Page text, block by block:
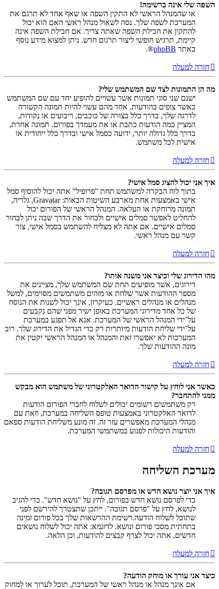
השפה שלי אינה ברשימה!
או שהמנהל הראשי לא התקין השפה או שאף אחד לא תרגם את
המערכת לשפה שלך. נסה לשאול מנהל ראשי האם הוא יכול
להתקין את חבילת השפה שאתה צריך. אם חבילת השפה אינה
קיימת, תרגיש חופשי ליצור תרגום חדש. ניתן למצוא מידע נוסף
באתר phpBB
®.
חזרה למעלה
מה הן התמונות לצד שם המשתמש שלי?
ישנם שני סוגי תמונות אשר עשויים להופיע יחד עם שם המשתמש
כאשר צופים בהודעות. אחד מהם עשוי להיות תמונה הקשורה
לדרגה שלך, בדרך כלל בצורה של כוכבים, ריבועים או נקודות,
המציין כמה הודעות כתבת או את מעמדך בפורום. תמונה אחרת,
בדרך כלל גדולה יותר, ידועה כסמל אישי ובדרך כלל ייחודית או
אישית לכל משתמש.
חזרה למעלה
איך אני יכול להציג סמל אישי?
בתוך לוח הבקרה למשתמש תחת "פרופיל" אתה יכול להוסיף סמל
אישי באמצעות אחת מארבע השיטות הבאות: Gravatar, גלריה,
תמונה מרוחקת או העלאה. המנהל הראשי של הפורום יכול
להחליט לאפשר סמלים אישיים ולבחור את הדרך שבה ניתן לבחור
סמלים אישיים. אם אתה לא מצליח להשתמש בסמל אישי, צור
קשר עם מנהל ראשי.
חזרה למעלה
מהו הדירוג שלי וכיצד אני משנה אותו?
דירוגים, אשר מופיעים תחת שם המשתמש שלך, מציינים את
מספר ההודעות אשר שלחת או מזהים משתמשים מסוימים, למשל
מנהלים או מנהלים ראשיים. כעיקרון, אינך יכול לשנות את הנוסח
של כל אחד מדירוגי המערכת באופן ישיר מפני שהם נקבעים
על־ידי המנהל הראשי של המערכת. אנא אל תפגע במערכת
על־ידי שליחת הודעות מיותרות רק כדי הגדיל את הדירוג שלך. רוב
המערכות לא יאפשרו זאת והמנהל או המנהל הראשי יקטין את
מונה ההודעות שלך.
חזרה למעלה
כאשר אני לוחץ על קישור הדואר האלקטרוני של משתמש הוא מבקש
ממני להתחבר?
רק משתמשים רשומים יכולים לשלוח לחברי הפורום הודעות
לדואר האלקטרוני באמצעות טופס השליחה במערכת, וזאת עם
מנהלי המערכת מאפשרים עזר זה. זה מונע משליחת הודעות ספאם
והודעות היכולות לפגוע במשתמשי המערכת.
חזרה למעלה
מערכת השליחה
איך אני יוצר נושא חדש או מפרסם תגובה?
כדי לפרסם נושא חדש בפורום, לחץ על "נושא חדש". כדי להגיב
לנושא, לחץ על "פרסם תגובה". ייתכן שתצטרך להירשם לפני
שתוכל לשלוח הודעה.רשימת ההרשאות שלך בכל פורום זמינה
בתחתית מסכי פורום ונושא. לדוגמא: אתה יכול לשלוח נושאים
חדשים, אתה יכול לצרף קבצים להודעות, וכן הלאה.
חזרה למעלה
כיצד אני עורך או מוחק הודעה?
אם אינך מנהל או מנהל ראשי של המערכת, תוכל לערוך או למחוק